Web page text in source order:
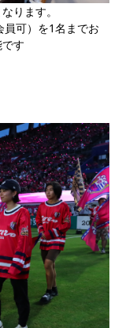
ります。
可）を1名までお
す